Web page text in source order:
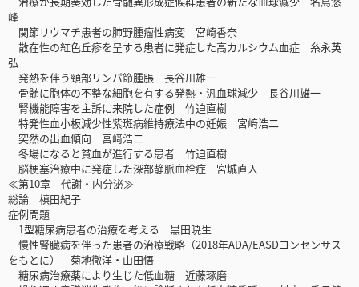
峰
関節リウマチ患者の肺野腫瘤性病変 宮崎香奈
散在性の紅色丘疹を呈する患者に発症した高カルシウム血症 糸永英
弘
発熱を伴う頸部リンパ節腫脹 長谷川雄一
骨髄に胞体の不整な細胞を有する発熱・汎血球減少 長谷川雄一
腎機能障害を主訴に来院した症例 竹迫直樹
特発性血小板減少性紫斑病維持療法中の妊娠 宮﨑浩二
突然の出血傾向 宮﨑浩二
冬場になると貧血が進行する患者 竹迫直樹
脳梗塞治療中に発症した深部静脈血栓症 宮城直人
≪第10章 代謝・内分泌≫
総論 槙田紀子
症例問題
1型糖尿病患者の治療を考える 黒田暁生
慢性腎臓病を伴った患者の治療戦略（2018年ADA/EASDコンセンサス
をもとに） 菊地徹洋・山田悟
糖尿病治療薬により生じた低血糖 近藤琢磨